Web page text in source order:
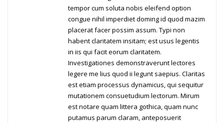
tempor cum soluta nobis eleifend option
congue nihil imperdiet doming id quod mazim
placerat facer possim assum. Typi non
habent claritatem insitam; est usus legentis
in iis qui facit eorum claritatem.
Investigationes demonstraverunt lectores
legere me lius quod ii legunt saepius. Claritas
est etiam processus dynamicus, qui sequitur
mutationem consuetudium lectorum. Mirum
est notare quam littera gothica, quam nunc
putamus parum claram, anteposuerit